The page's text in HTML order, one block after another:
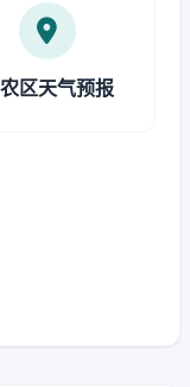
区天气预报